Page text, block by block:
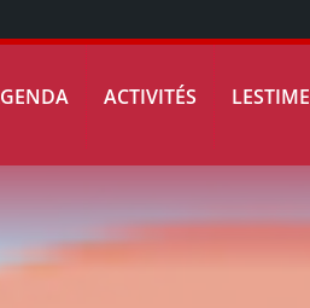
ACTIVITÉS LESTIME